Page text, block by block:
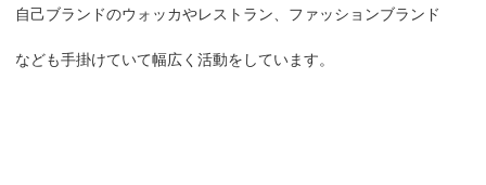
自己ブランドのウォッカやレストラン、ファッションブランド
なども手掛けていて幅広く活動をしています。